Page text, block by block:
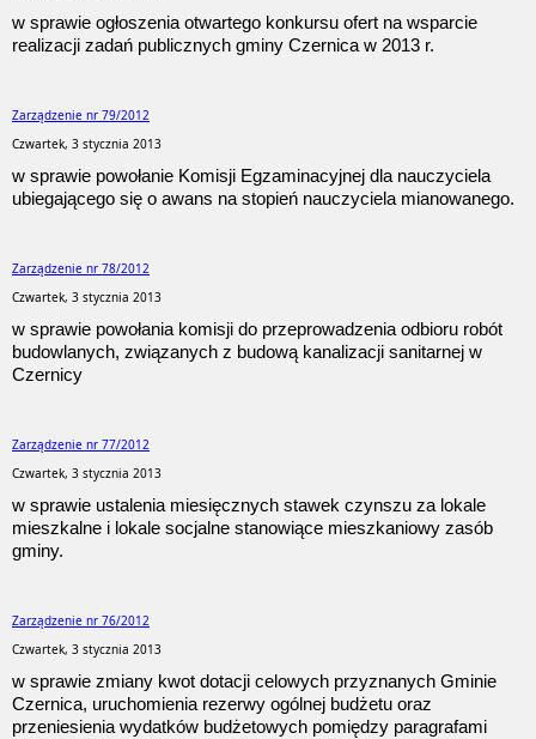
w sprawie ogłoszenia otwartego konkursu ofert na wsparcie
realizacji zadań publicznych gminy Czernica w 2013 r.
Zarządzenie nr 79/2012
Czwartek, 3 stycznia 2013
w sprawie powołanie Komisji Egzaminacyjnej dla nauczyciela
ubiegającego się o awans na stopień nauczyciela mianowanego.
Zarządzenie nr 78/2012
Czwartek, 3 stycznia 2013
w sprawie powołania komisji do przeprowadzenia odbioru robót
budowlanych, związanych z budową kanalizacji sanitarnej w
Czernicy
Zarządzenie nr 77/2012
Czwartek, 3 stycznia 2013
w sprawie ustalenia miesięcznych stawek czynszu za lokale
mieszkalne i lokale socjalne stanowiące mieszkaniowy zasób
gminy.
Zarządzenie nr 76/2012
Czwartek, 3 stycznia 2013
w sprawie zmiany kwot dotacji celowych przyznanych Gminie
Czernica, uruchomienia rezerwy ogólnej budżetu oraz
przeniesienia wydatków budżetowych pomiędzy paragrafami